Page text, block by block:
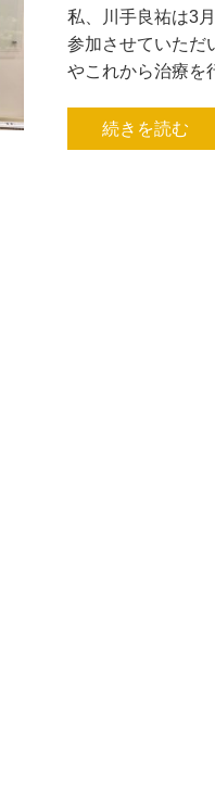
私、川手良祐は3
参加させていただ
やこれから治療を
続きを読む